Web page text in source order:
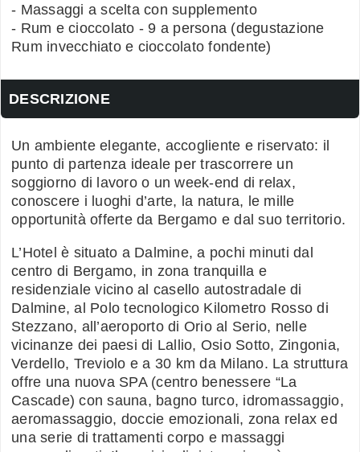
- Massaggi a scelta con supplemento
- Rum e cioccolato - 9 a persona (degustazione
Rum invecchiato e cioccolato fondente)
DESCRIZIONE
Un ambiente elegante, accogliente e riservato: il
punto di partenza ideale per trascorrere un
soggiorno di lavoro o un week-end di relax,
conoscere i luoghi d’arte, la natura, le mille
opportunità offerte da Bergamo e dal suo territorio.
L’Hotel è situato a Dalmine, a pochi minuti dal
centro di Bergamo, in zona tranquilla e
residenziale vicino al casello autostradale di
Dalmine, al Polo tecnologico Kilometro Rosso di
Stezzano, all’aeroporto di Orio al Serio, nelle
vicinanze dei paesi di Lallio, Osio Sotto, Zingonia,
Verdello, Treviolo e a 30 km da Milano. La struttura
offre una nuova SPA (centro benessere “La
Cascade) con sauna, bagno turco, idromassaggio,
aeromassaggio, doccie emozionali, zona relax ed
una serie di trattamenti corpo e massaggi